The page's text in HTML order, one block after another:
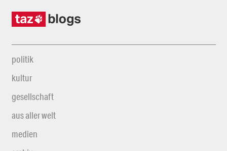
politik
kultur
gesellschaft
aus aller welt
medien